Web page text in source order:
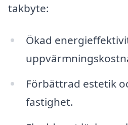
takbyte:
Ökad
Förbättrad estetik
fastighet.